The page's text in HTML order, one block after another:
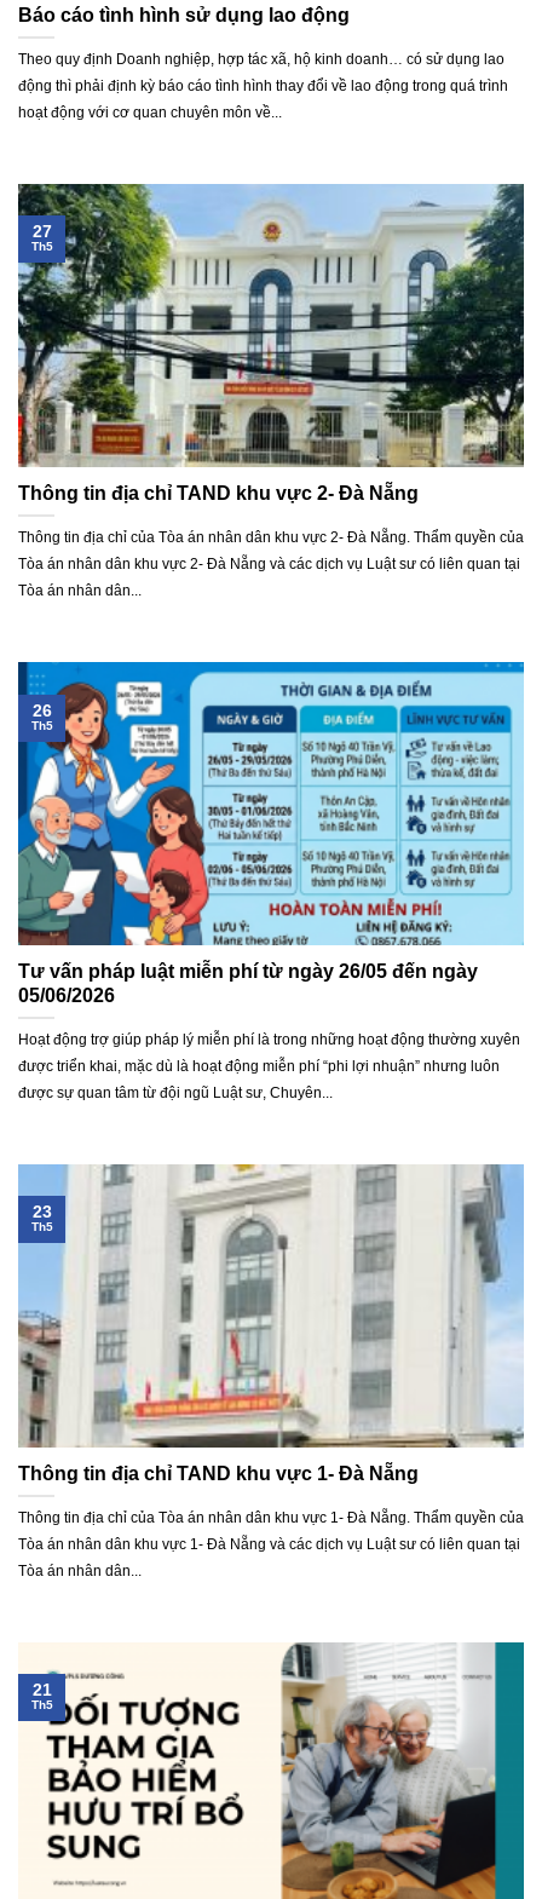
Báo cáo tình hình sử dụng lao động
Theo quy định Doanh nghiệp, hợp tác xã, hộ kinh doanh… có sử dụng lao
động thì phải định kỳ báo cáo tình hình thay đổi về lao động trong quá trình
hoạt động với cơ quan chuyên môn về...
Thông tin địa chỉ TAND khu vực 2- Đà Nẵng
Thông tin địa chỉ của Tòa án nhân dân khu vực 2- Đà Nẵng. Thẩm quyền của
Tòa án nhân dân khu vực 2- Đà Nẵng và các dịch vụ Luật sư có liên quan tại
Tòa án nhân dân...
27
Th5
Tư vấn pháp luật miễn phí từ ngày 26/05 đến ngày
05/06/2026
Hoạt động trợ giúp pháp lý miễn phí là trong những hoạt động thường xuyên
được triển khai, mặc dù là hoạt động miễn phí “phi lợi nhuận” nhưng luôn
được sự quan tâm từ đội ngũ Luật sư, Chuyên...
26
Th5
Thông tin địa chỉ TAND khu vực 1- Đà Nẵng
Thông tin địa chỉ của Tòa án nhân dân khu vực 1- Đà Nẵng. Thẩm quyền của
Tòa án nhân dân khu vực 1- Đà Nẵng và các dịch vụ Luật sư có liên quan tại
Tòa án nhân dân...
23
Th5
21
Th5